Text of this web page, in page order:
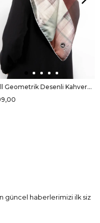
Twill Geometrik Desenli Kahverengi Renkli 90x90 Eşarp (İpek İçermez) Kenar Dikiş Şekli El Dikişli
güncel haberlerimizi ilk siz